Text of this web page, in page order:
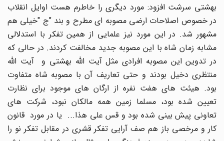
بهشتی سرشت افزود: مورد دیگری را خاطرم هست اوایل انقلاب
در خصوص اصلاحات ارضی مصوبه ای مطرح و بند "ج "خیلی هم
مشهور شد. در این مورد نیز علمایی از همین تفکر با استدلالی
مشابه زمان شاه با این مصوبه جدید مخالفت کردند. در حالی که
در تدوین این مصوبه افرادی مثل آیت الله بهشتی و آیت الله
منتظری دخیل بودند و حتی تعاریف آن با مصوبه شاه متفاوت
بود. هیئت های هفت نفره از ارگان های موجود برای نظارت
تعیین شده بود، مسلما زمین همه مالکان نبود، شرکت های
تعاونی پیش بینی شده بود و قس علی هذا... یا در مورد قانون
کار و مرخصی باز هم صف آرایی تفکر قشری در مقابل تفکر نو را